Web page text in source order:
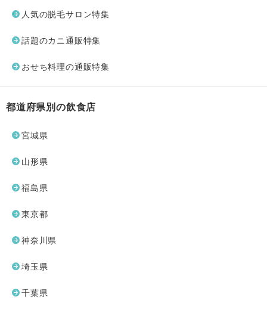
人気の脱毛サロン特集
話題のカニ通販特集
おせち料理の通販特集
都道府県別の飲食店
宮城県
山形県
福島県
東京都
神奈川県
埼玉県
千葉県